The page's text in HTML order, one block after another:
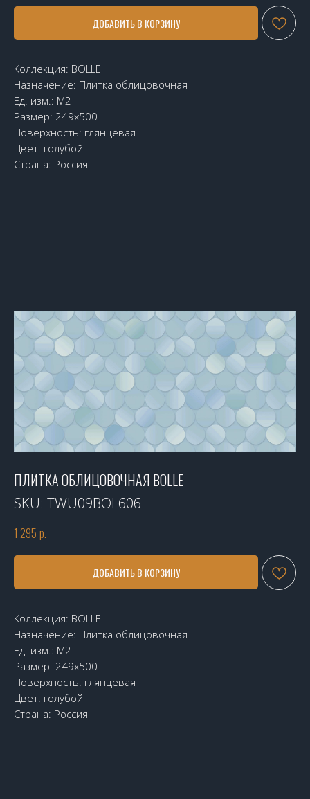
ДОБАВИТЬ В КОРЗИНУ
Коллекция: BOLLE
Назначение: Плитка облицовочная
Ед. изм.: М2
Размер: 249х500
Поверхность: глянцевая
Цвет: голубой
Страна: Россия
ПЛИТКА ОБЛИЦОВОЧНАЯ BOLLE
SKU: TWU09BOL606
1 295 р.
ДОБАВИТЬ В КОРЗИНУ
Коллекция: BOLLE
Назначение: Плитка облицовочная
Ед. изм.: М2
Размер: 249х500
Поверхность: глянцевая
Цвет: голубой
Страна: Россия